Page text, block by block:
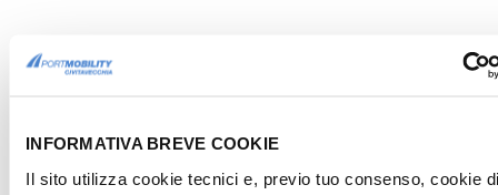
INFORMATIVA BREVE COOKIE
Il sito utilizza cookie tecnici e, previo tuo consenso, cookie
También te podría interesar...